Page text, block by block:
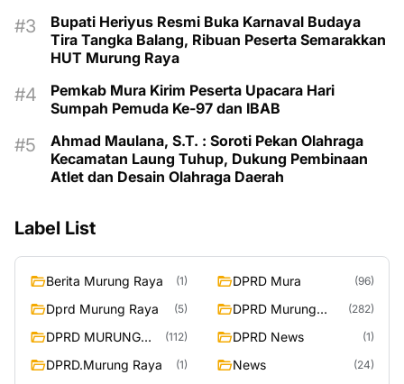
Bupati Heriyus Resmi Buka Karnaval Budaya
Tira Tangka Balang, Ribuan Peserta Semarakkan
HUT Murung Raya
Pemkab Mura Kirim Peserta Upacara Hari
Sumpah Pemuda Ke-97 dan IBAB
Ahmad Maulana, S.T. : Soroti Pekan Olahraga
Kecamatan Laung Tuhup, Dukung Pembinaan
Atlet dan Desain Olahraga Daerah
Label List
Berita Murung Raya (1) DPRD Mura (96)
Dprd Murung Raya (5)
DPRD Murung
Raya
(282)
DPRD MURUNG
RAYA
(112) DPRD News (1)
DPRD.Murung Raya (1) News (24)